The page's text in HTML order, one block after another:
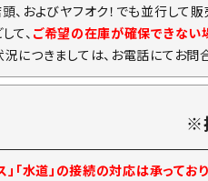
、およびヤフオク！でも並行して販
て、 ご希望の在庫が確保できない
につきましては、お電話にてお問
※
」「水道」の接続の対応は承ってお